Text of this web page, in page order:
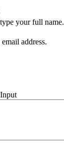
your full name.
address.